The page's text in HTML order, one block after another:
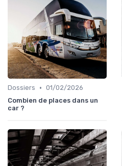
Dossiers • 01/02/2026
Combien de places dans un
car ?